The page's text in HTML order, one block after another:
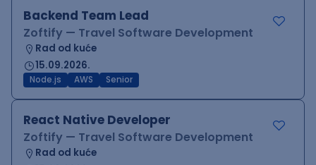
Backend Team Lead
Zoftify — Travel Software Development
Rad od kuće
15.09.2026.
Node.js AWS Senior
React Native Developer
Zoftify — Travel Software Development
Rad od kuće